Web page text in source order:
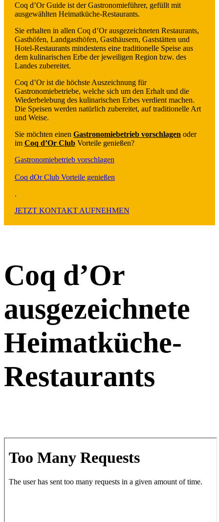
Coq d’Or Guide ist der Gastronomieführer, gefüllt mit
ausgewählten Heimatküche-Restaurants.
Sie erhalten in allen Coq d’Or ausgezeichneten Restaurants,
Gasthöfen, Landgasthöfen, Gasthäusern, Gaststätten und
Hotel-Restaurants mindestens eine traditionelle Speise aus
dem kulinarischen Erbe der jeweiligen Region bzw. des
Landes zubereitet.
Coq d’Or ist die höchste Auszeichnung für
Gastronomiebetriebe, welche sich um den Erhalt und die
Wiederbelebung des kulinarischen Erbes verdient machen.
Die Speisen werden natürlich zubereitet, auf traditionelle Art
und Weise.
Sie möchten einen Gastronomiebetrieb vorschlagen oder
im Coq d’Or Club Vorteile genießen?
Gastronomiebetrieb vorschlagen
Coq dOr Club Vorteile genießen
.
JETZT KONTAKT AUFNEHMEN
Coq d’Or
ausgezeichnete
Heimatküche-
Restaurants